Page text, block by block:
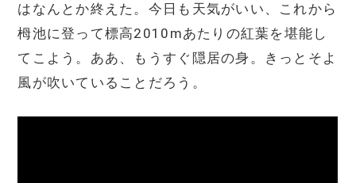
はなんとか終えた。今日も天気がいい、これから
栂池に登って標高2010mあたりの紅葉を堪能し
てこよう。ああ、もうすぐ隠居の身。きっとそよ
風が吹いていることだろう。